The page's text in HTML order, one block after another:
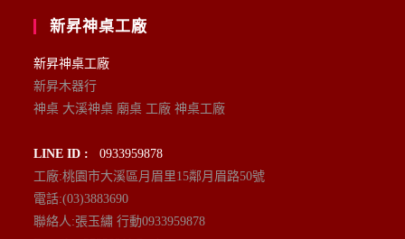
新昇神桌工廠
新昇神桌工廠
新昇木器行
神桌 大溪神桌 廟桌 工廠 神桌工廠
LINE ID :
0933959878
工廠:桃園市大溪區月眉里15鄰月眉路50號
電話:(03)3883690
聯絡人:張玉繡 行動0933959878